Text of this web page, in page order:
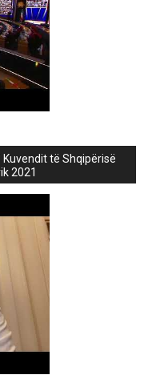
Kuvendit të Shqipërisë
2021